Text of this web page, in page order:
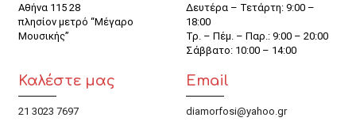
Αθήνα 115 28
πλησίον μετρό “Μέγαρο
Μουσικής”
Δευτέρα – Τετάρτη: 9:00 –
18:00
Τρ. – Πέμ. – Παρ.: 9:00 – 20:00
Σάββατο: 10:00 – 14:00
Καλέστε μας
21 3023 7697
Email
diamorfosi@yahoo.gr